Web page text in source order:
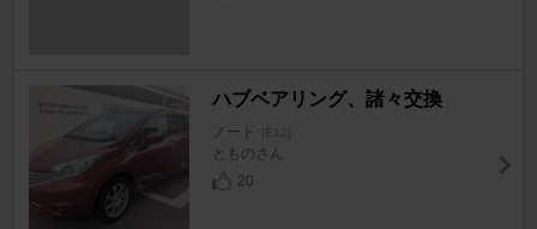
ハブベアリング、諸々交換
ノート [E12]
とものさん
20